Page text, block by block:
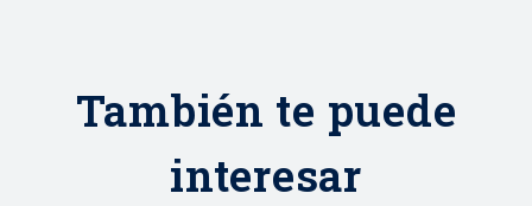
También te puede
interesar